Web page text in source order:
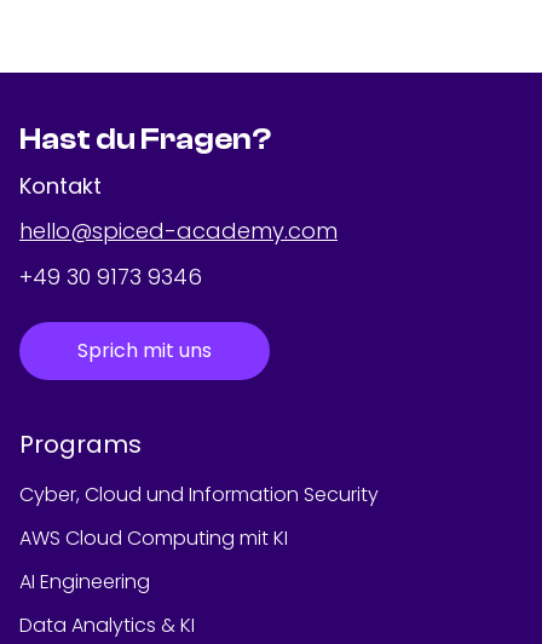
Hast du Fragen?
Kontakt
hello@spiced-academy.com
+49 30 9173 9346
Sprich mit uns
Programs
Cyber, Cloud und Information Security
AWS Cloud Computing mit KI
AI Engineering
Data Analytics & KI